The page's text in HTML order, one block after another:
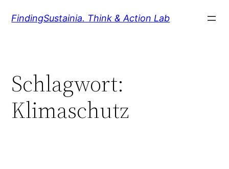
InhaltFindingSustainia. Think & Action Lab
Schlagwort:
Klimaschutz